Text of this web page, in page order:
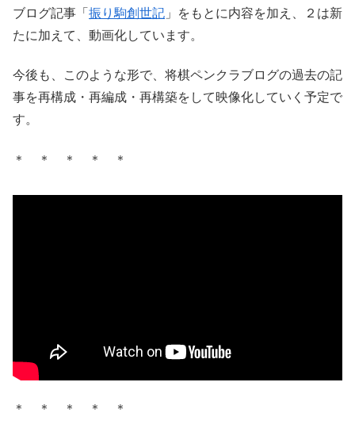
ブログ記事「 振り駒創世記 」をもとに内容を加え、２は新
たに加えて、動画化しています。
今後も、このような形で、将棋ペンクラブログの過去の記
事を再構成・再編成・再構築をして映像化していく予定で
す。
＊ ＊ ＊ ＊ ＊
＊ ＊ ＊ ＊ ＊